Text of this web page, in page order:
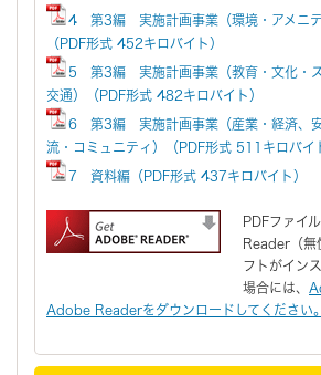
4 第3編 実施計画事業（環境・アメニテ
（PDF形式 452キロバイト）
5 第3編 実施計画事業（教育・文化・ス
交通）（PDF形式 482キロバイト）
6 第3編 実施計画事業（産業・経済、
流・コミュニティ）（PDF形式 511キロバイ
7 資料編（PDF形式 437キロバイト）
PDFファイ
Reader（無
フトがイン
場合には、
Adobe Readerをダウンロードしてください。